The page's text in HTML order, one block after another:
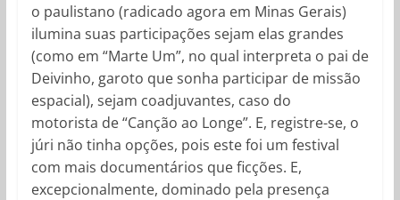
o paulistano (radicado agora em Minas Gerais)
ilumina suas participações sejam elas grandes
(como em “Marte Um”, no qual interpreta o pai de
Deivinho, garoto que sonha participar de missão
espacial), sejam coadjuvantes, caso do
motorista de “Canção ao Longe”. E, registre-se, o
júri não tinha opções, pois este foi um festival
com mais documentários que ficções. E,
excepcionalmente, dominado pela presença